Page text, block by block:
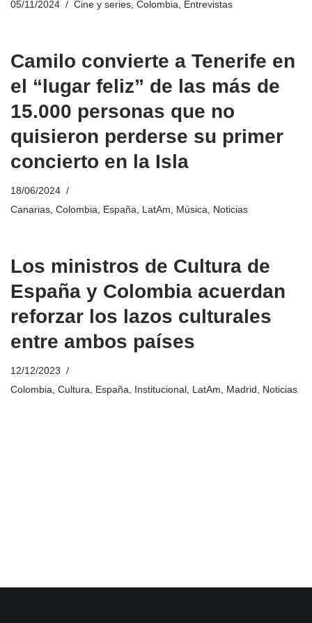
05/11/2024 Cine y series, Colombia, Entrevistas
Camilo convierte a Tenerife en
el “lugar feliz” de las más de
15.000 personas que no
quisieron perderse su primer
concierto en la Isla
18/06/2024
Canarias, Colombia, España, LatAm, Música, Noticias
Los ministros de Cultura de
España y Colombia acuerdan
reforzar los lazos culturales
entre ambos países
12/12/2023
Colombia, Cultura, España, Institucional, LatAm, Madrid, Noticias